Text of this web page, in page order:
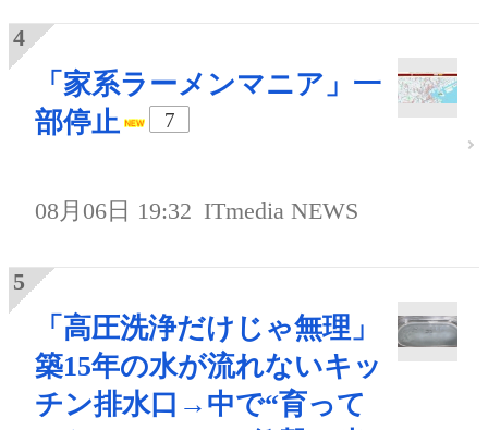
「家系ラーメンマニア」一
部停止
7
08月06日 19:32 ITmedia NEWS
「高圧洗浄だけじゃ無理」
築15年の水が流れないキッ
チン排水口→中で“育って